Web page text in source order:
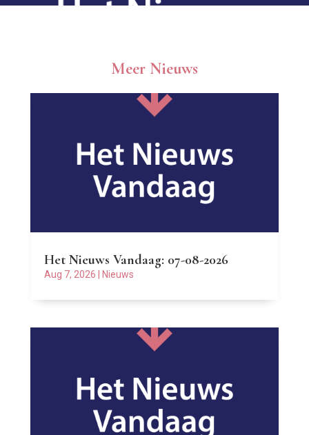
Meer Nieuws
Het Nieuws Vandaag: 07-08-2026
Aug 7, 2026 Nieuws